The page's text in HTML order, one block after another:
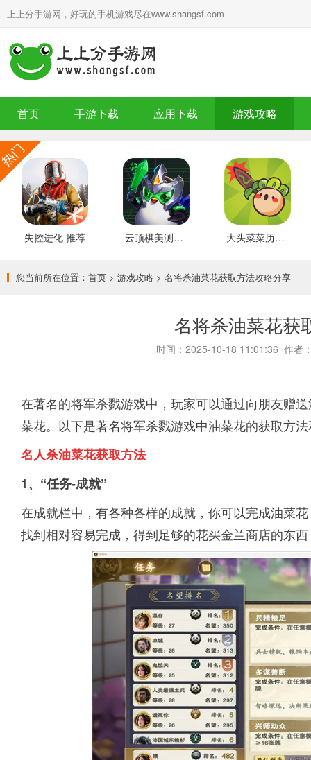
上上分手游网，好玩的手机游戏尽在www.shangsf.com
首页 手游下载 应用下载 游戏攻略
失控进化 推荐 云顶棋美测服 最新版 大头菜菜历险记 好玩的
您当前所在位置： 首页 > 游戏攻略 > 名将杀油菜花获取方法攻略分享
名将杀油菜花获
时间：2025-10-18 11:01:36 作者
在著名的将军杀戮游戏中，玩家可以通过向朋友赠
菜花。以下是著名将军杀戮游戏中油菜花的获取方
名人杀油菜花获取方法
1、“任务-成就”
在成就栏中，有各种各样的成就，你可以完成油菜
找到相对容易完成，得到足够的花买金兰商店的东